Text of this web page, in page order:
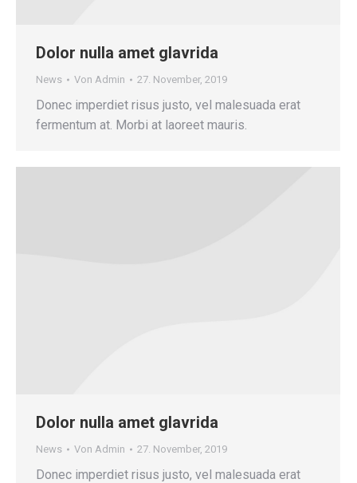
Dolor nulla amet glavrida
News Von Admin 27. November, 2019
Donec imperdiet risus justo, vel malesuada erat
fermentum at. Morbi at laoreet mauris.
Dolor nulla amet glavrida
News Von Admin 27. November, 2019
Donec imperdiet risus justo, vel malesuada erat